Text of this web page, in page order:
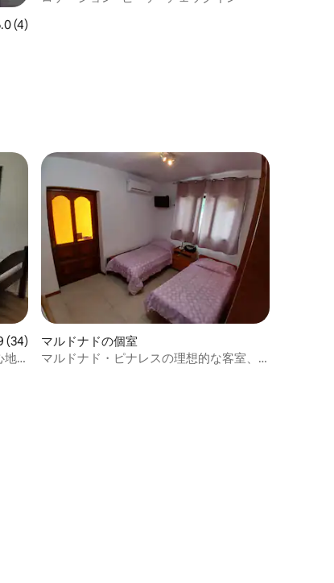
ュー4件、5つ星中5.0つ星の平均評価
(4)
ー34件、5つ星中4.79つ星の平均評価
(34)
地
マルドナドの個室
マルドナド・ピナレスの理想的な客室、